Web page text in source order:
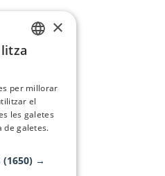
×
per millorar
el
les galetes
de galetes.
(1650) →